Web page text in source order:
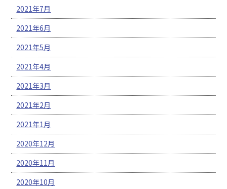
2021年7月
2021年6月
2021年5月
2021年4月
2021年3月
2021年2月
2021年1月
2020年12月
2020年11月
2020年10月